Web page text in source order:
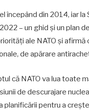
din 2014, iar la
– un ghid și un plan
ale NATO și afirmă
de apărare
că NATO va lua toate
de descurajare
planificării pentru a